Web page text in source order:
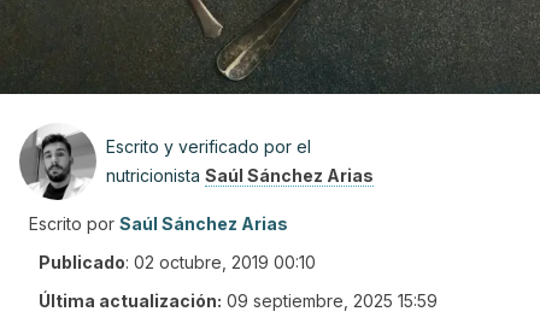
Escrito y verificado por el
nutricionista Saúl Sánchez Arias
Escrito por Saúl Sánchez Arias
Publicado: 02 octubre, 2019 00:10
Última actualización: 09 septiembre, 2025 15:59